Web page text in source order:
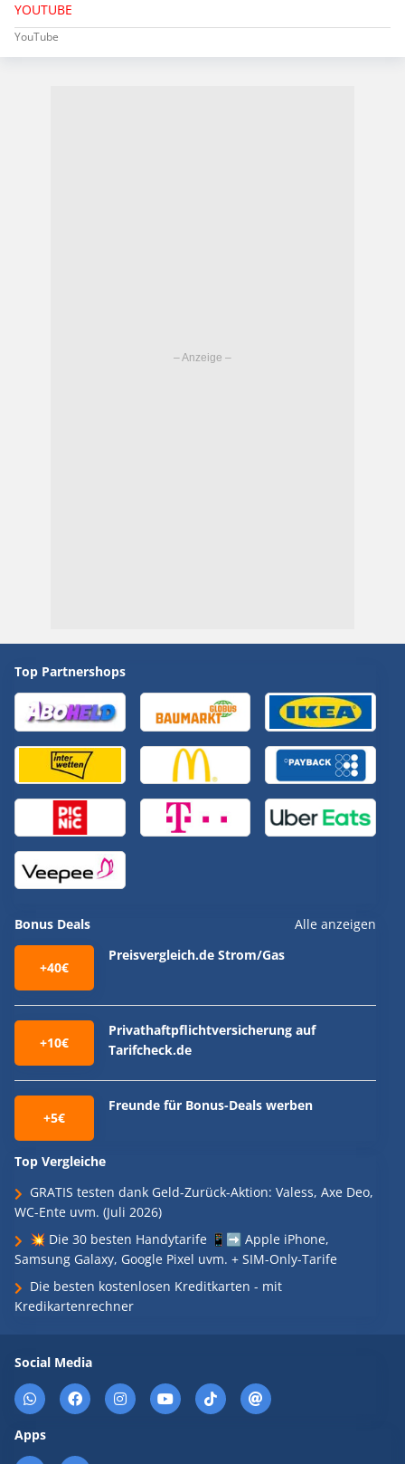
YOUTUBE
YouTube
Top Partnershops
Bonus Deals Alle anzeigen
+40€
Preisvergleich.de Strom/Gas
+10€
Privathaftpflichtversicherung auf
Tarifcheck.de
+5€
Freunde für Bonus-Deals werben
Top Vergleiche
GRATIS testen dank Geld-Zurück-Aktion: Valess, Axe Deo,
WC-Ente uvm. (Juli 2026)
💥 Die 30 besten Handytarife 📱➡️ Apple iPhone,
Samsung Galaxy, Google Pixel uvm. + SIM-Only-Tarife
Die besten kostenlosen Kreditkarten - mit
Kredikartenrechner
Social Media
Apps